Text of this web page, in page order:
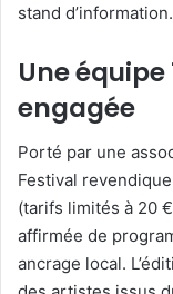
stand d’information.
Une équipe
engagée
Porté par une
Festival
(tarifs limités à 20
affirmée de
ancrage local.